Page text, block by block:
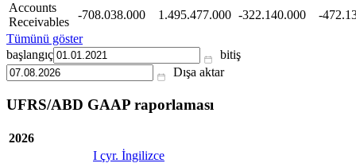
Accounts
Receivables
-708.038.000 1.495.477.000 -322.140.000
-
Tümünü göster
başlangıç
bitiş
Dışa aktar
UFRS/ABD GAAP raporlaması
2026
I çyr. İngilizce